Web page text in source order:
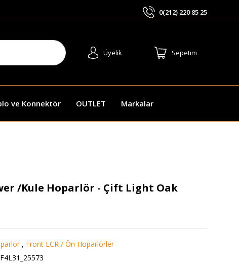
0(212) 220 85 25
Üyelik Sepetim
ve Konnektör OUTLET Markalar
/Kule Hoparlör - Çift Light Oak
, Front LCR / Ön Hoparlörler